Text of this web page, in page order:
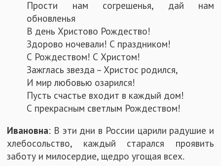
Прости нам согрешенья, дай нам
обновленья
В день Христово Рождество!
Здорово ночевали! С праздником!
С Рождеством! С Христом!
Зажглась звезда – Христос родился,
И мир любовью озарился!
Пусть счастье входит в каждый дом!
С прекрасным светлым Рождеством!
Ивановна: В эти дни в России царили радушие и
хлебосольство, каждый старался проявить
заботу и милосердие, щедро угощая всех.